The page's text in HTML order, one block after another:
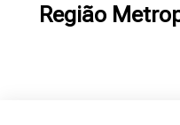
Região